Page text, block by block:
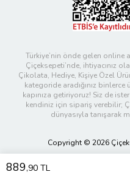
889,90 TL
Türkiye’nin önde gelen online
Çiçeksepeti’nde, ihtiyacınız
Çikolata, Hediye, Kişiye Özel
kategoride aradığınız
kapınıza getiriyoruz! Siz de
kendiniz için sipariş verebilir;
dünyasıyla tanışarak
Copyright © 2026